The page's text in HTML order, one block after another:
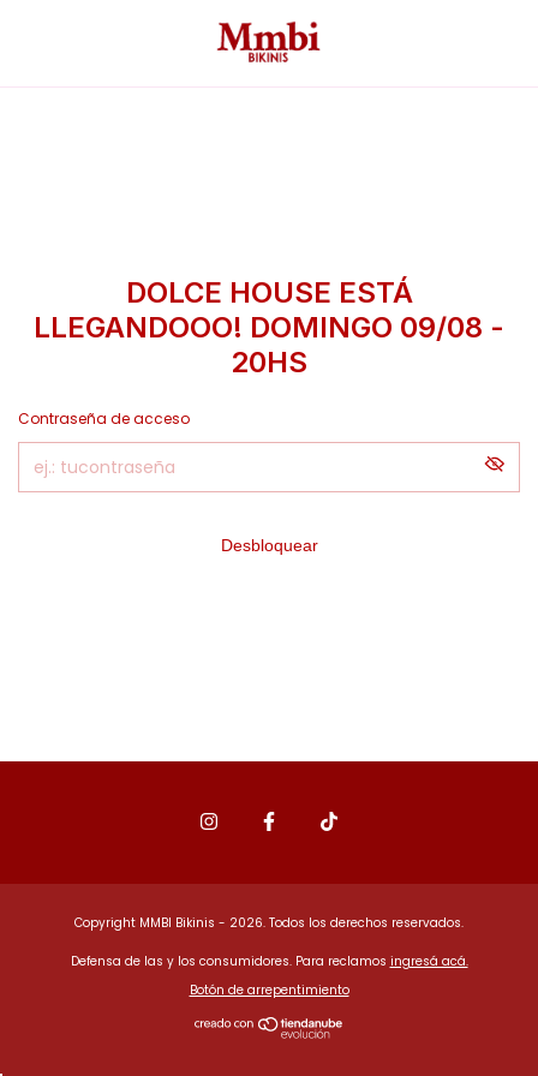
DOLCE HOUSE ESTÁ
LLEGANDOOO! DOMINGO 09/08 -
20HS
Contraseña de acceso
Desbloquear
Copyright MMBI Bikinis - 2026. Todos los derechos reservados.
Defensa de las y los consumidores. Para reclamos ingresá acá.
Botón de arrepentimiento